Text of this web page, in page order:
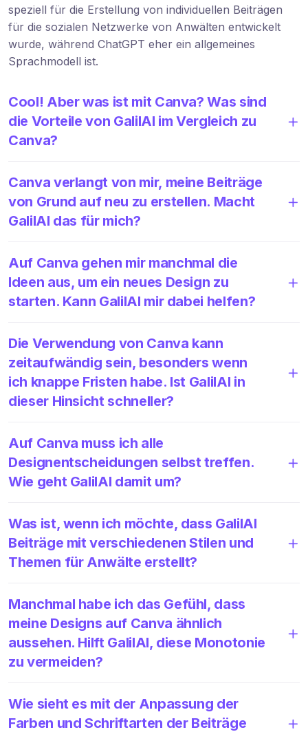
speziell für die Erstellung von individuellen Beiträgen
für die sozialen Netzwerke von Anwälten entwickelt
wurde, während ChatGPT eher ein allgemeines
Sprachmodell ist.
Cool! Aber was ist mit Canva? Was sind
die Vorteile von GalilAI im Vergleich zu
Canva?
Canva verlangt von mir, meine Beiträge
von Grund auf neu zu erstellen. Macht
GalilAI das für mich?
Auf Canva gehen mir manchmal die
Ideen aus, um ein neues Design zu
starten. Kann GalilAI mir dabei helfen?
Die Verwendung von Canva kann
zeitaufwändig sein, besonders wenn
ich knappe Fristen habe. Ist GalilAI in
dieser Hinsicht schneller?
Auf Canva muss ich alle
Designentscheidungen selbst treffen.
Wie geht GalilAI damit um?
Was ist, wenn ich möchte, dass GalilAI
Beiträge mit verschiedenen Stilen und
Themen für Anwälte erstellt?
Manchmal habe ich das Gefühl, dass
meine Designs auf Canva ähnlich
aussehen. Hilft GalilAI, diese Monotonie
zu vermeiden?
Wie sieht es mit der Anpassung der
Farben und Schriftarten der Beiträge